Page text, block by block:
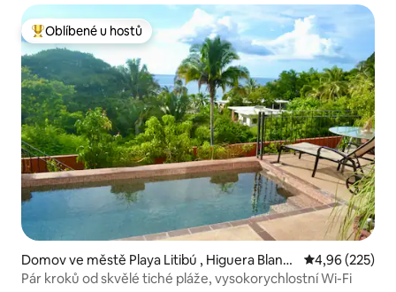
Nejlepší v kategorii Oblíbené u hostů
Oblíbené u hostů
Domov ve městě Playa Litibú , Higuera Blanc
a, Punta Mita
Průměrné
4,96 (225)
Pár kroků od skvělé tiché pláže, vysokorychlostní Wi-Fi